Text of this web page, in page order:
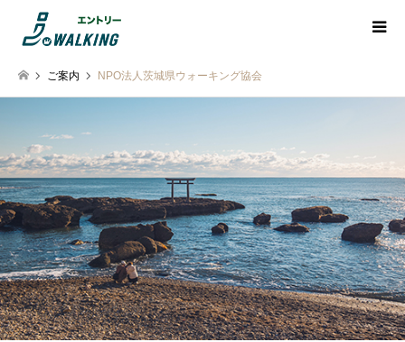
ご案内 NPO法人茨城県ウォーキング協会